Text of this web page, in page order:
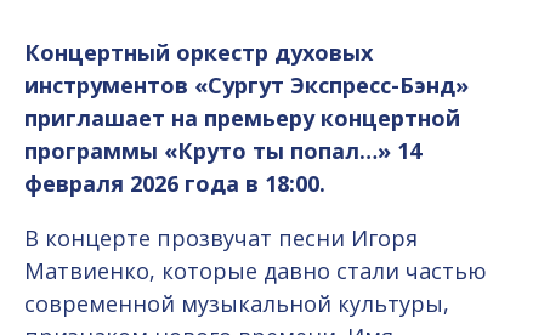
Концертный оркестр духовых
инструментов «Сургут Экспресс-Бэнд»
приглашает на премьеру концертной
программы «Круто ты попал…» 14
февраля 2026 года в 18:00.
В концерте прозвучат песни Игоря
Матвиенко, которые давно стали частью
современной музыкальной культуры,